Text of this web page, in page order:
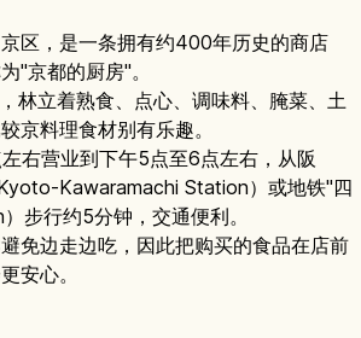
区，是一条拥有约400年历史的商店
"京都的厨房"。
林立着熟食、点心、调味料、腌菜、土
京料理食材别有乐趣。
右营业到下午5点至6点左右，从阪
Kawaramachi Station）或地铁"四
步行约5分钟，交通便利。
免边走边吃，因此把购买的食品在店前
安心。